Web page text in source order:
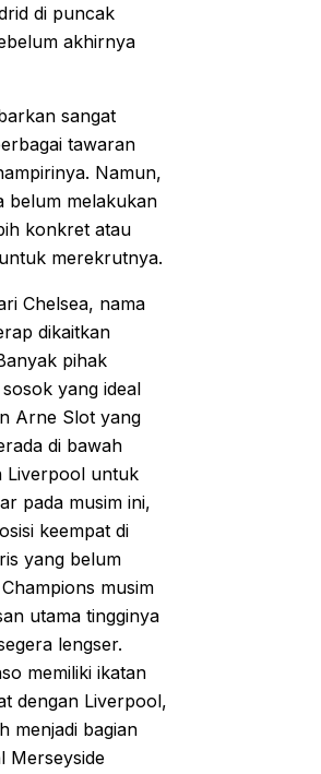
di puncak
akhirnya
sangat
tawaran
Namun,
belum melakukan
konkret atau
merekrutnya.
Chelsea, nama
dikaitkan
pihak
yang ideal
Arne Slot yang
di bawah
Liverpool untuk
pada musim ini,
keempat di
yang belum
musim
utama tingginya
lengser.
memiliki ikatan
dengan Liverpool,
menjadi bagian
Merseyside